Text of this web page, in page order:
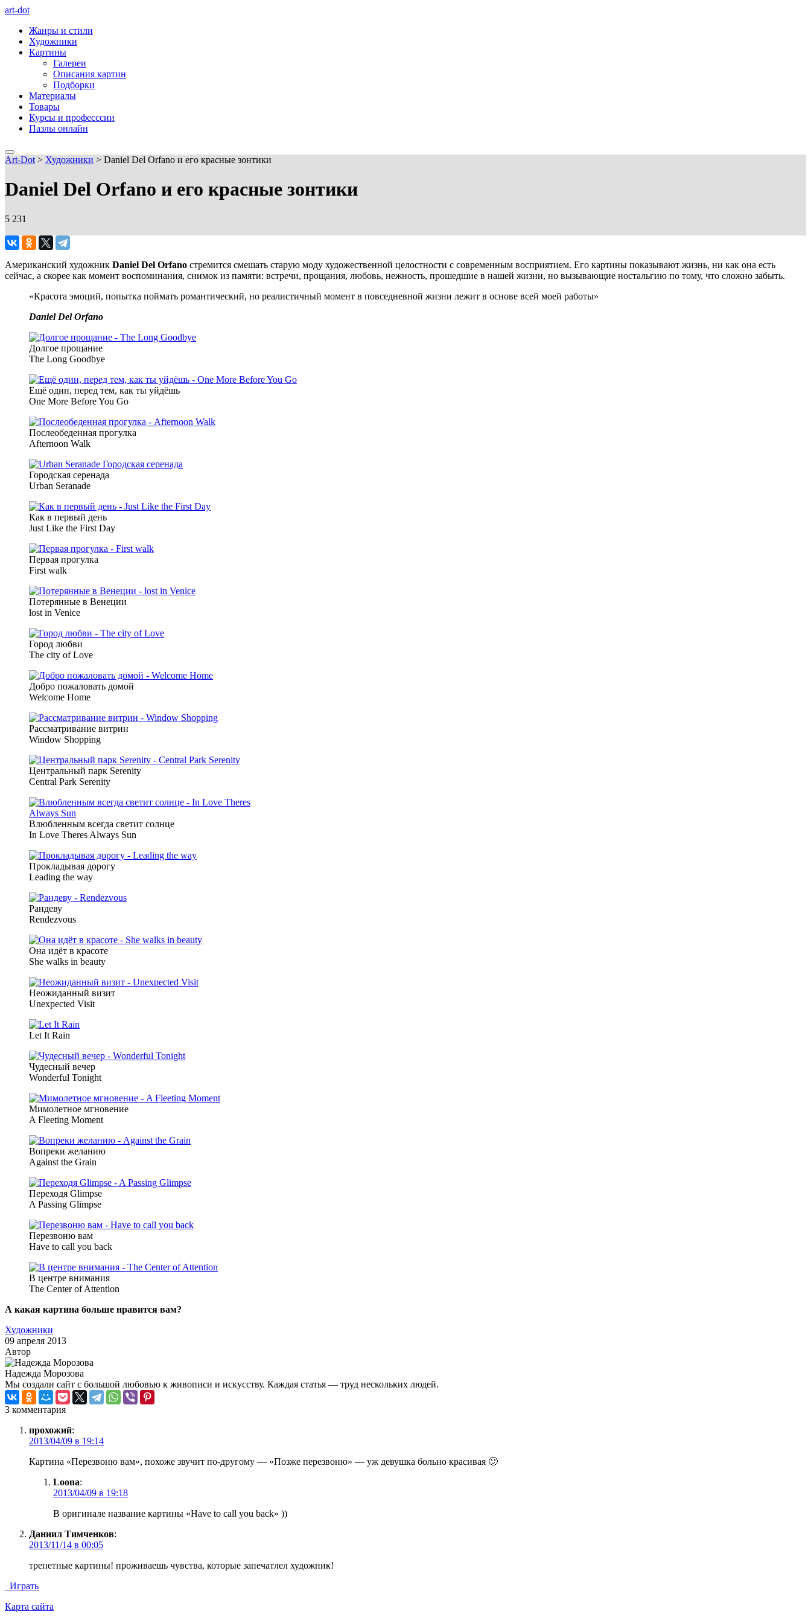
art-dot
Жанры и стили
Художники
Картины
Галереи
Описания картин
Подборки
Материалы
Товары
Курсы и професссии
Пазлы онлайн
Art-Dot > Художники > Daniel Del Orfano и его красные зонтики
Daniel Del Orfano и его красные зонтики
5 231
Американский художник Daniel Del Orfano стремится смешать старую моду художественной целостности с современным восприятием. Его картины показывают жизнь, ни как она есть
сейчас, а скорее как момент воспоминания, снимок из памяти: встречи, прощания, любовь, нежность, прошедшие в нашей жизни, но вызывающие ностальгию по тому, что сложно забыть.
«Красота эмоций, попытка поймать романтический, но реалистичный момент в повседневной жизни лежит в основе всей моей работы»
Daniel Del Orfano
Долгое прощание
The Long Goodbye
Ещё один, перед тем, как ты уйдёшь
One More Before You Go
Послеобеденная прогулка
Afternoon Walk
Городская серенада
Urban Seranade
Как в первый день
Just Like the First Day
Первая прогулка
First walk
Потерянные в Венеции
lost in Venice
Город любви
The city of Love
Добро пожаловать домой
Welcome Home
Рассматривание витрин
Window Shopping
Центральный парк Serenity
Central Park Serenity
Влюбленным всегда светит солнце
In Love Theres Always Sun
Прокладывая дорогу
Leading the way
Рандеву
Rendezvous
Она идёт в красоте
She walks in beauty
Неожиданный визит
Unexpected Visit
Let It Rain
Чудесный вечер
Wonderful Tonight
Мимолетное мгновение
A Fleeting Moment
Вопреки желанию
Against the Grain
Переходя Glimpse
A Passing Glimpse
Перезвоню вам
Have to call you back
В центре внимания
The Center of Attention
А какая картина больше нравится вам?
Художники
09 апреля 2013
Автор
Надежда Морозова
Мы создали сайт с большой любовью к живописи и искусству. Каждая статья — труд нескольких людей.
3 комментария
прохожий:
2013/04/09 в 19:14
Картина «Перезвоню вам», похоже звучит по-другому — «Позже перезвоню» — уж девушка больно красивая 🙂
Loona:
2013/04/09 в 19:18
В оригинале название картины «Have to call you back» ))
Даниил Тимченков:
2013/11/14 в 00:05
трепетные картины! проживаешь чувства, которые запечатлел художник!
Играть
Карта сайта